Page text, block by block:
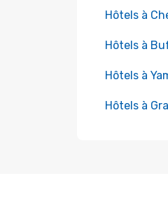
Hôtels à
Hôtels à
Hôtels à
Hôtels à